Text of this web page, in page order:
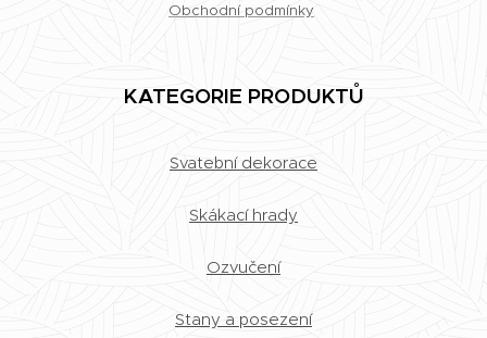
Obchodní podmínky
KATEGORIE PRODUKTŮ
Svatební dekorace
Skákací hrady
Ozvučení
Stany a posezení